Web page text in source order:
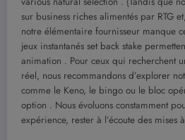
sur business riches alimentés par RTG
notre élémentaire fournisseur manque
jeux instantanés set back stake
animation . Pour ceux qui recherchent
réel, nous recommandons d’explorer
comme le Keno, le bingo ou le bloc
option . Nous évoluons constamment
expérience, rester à l’écoute des mises